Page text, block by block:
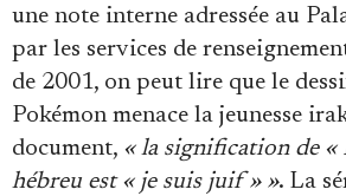
une note interne adressée au
par les services de
de 2001, on peut lire que le
Pokémon menace la jeunesse
document, « la signification de «
hébreu est « je suis juif » ». La